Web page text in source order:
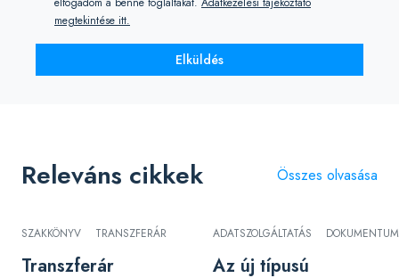
megtekintése itt.
Elküldés
Releváns cikkek Összes olvasása
SZAKKÖNYV TRANSZFERÁR
Transzferár
ADATSZOLGÁLTATÁS DOKUMENTUM
Az új típusú